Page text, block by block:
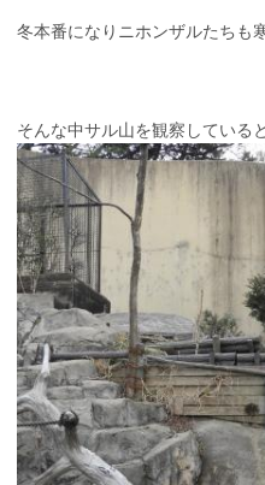
冬本番になりニホンザルたちも
そんな中サル山を観察していると